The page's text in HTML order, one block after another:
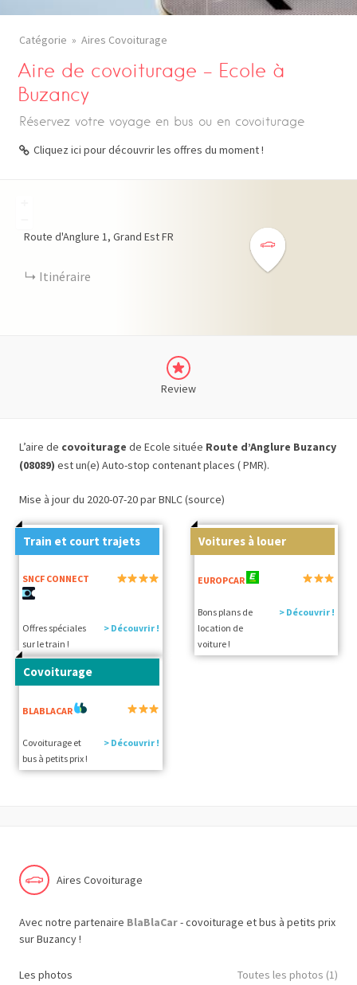
Catégorie Aires Covoiturage
Aire de covoiturage – Ecole à
Buzancy
Réservez votre voyage en bus ou en covoiturage
Cliquez ici pour découvrir les offres du moment !
Route d'Anglure 1 Grand EstFR
Itinéraire
Review
L’aire de covoiturage de Ecole située Route d’Anglure Buzancy
(08089) est un(e) Auto-stop contenant places ( PMR).
Mise à jour du 2020-07-20 par BNLC (source)
Train et court trajets
SNCF CONNECT
Offres spéciales
sur le train !
> Découvrir !
Voitures à louer
EUROPCAR
Bons plans de
location de
voiture !
> Découvrir !
Covoiturage
BLABLACAR
Covoiturage et
bus à petits prix !
> Découvrir !
Aires Covoiturage
Avec notre partenaire BlaBlaCar- covoiturage et bus à petits prix
sur Buzancy !
Les photos Toutes les photos (1)